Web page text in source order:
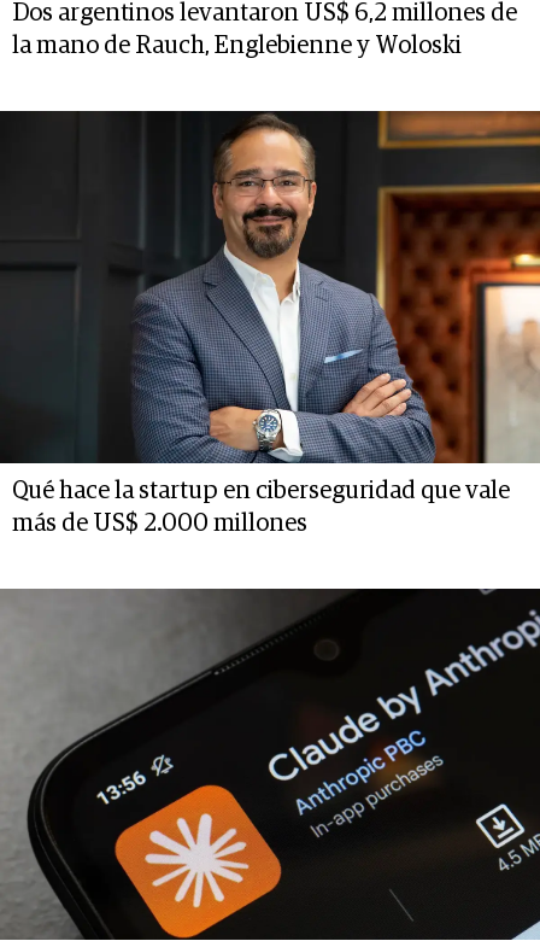
Dos argentinos levantaron US$ 6,2 millones de
la mano de Rauch, Englebienne y Woloski
Qué hace la startup en ciberseguridad que vale
más de US$ 2.000 millones